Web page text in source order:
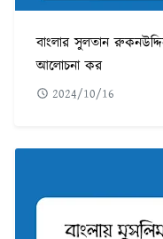
বাংলার সুলতান
আলোচনা কর
2024/10/16